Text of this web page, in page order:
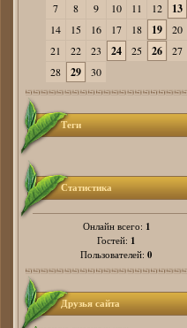
7
8 9 10 11 12 13
14 15 16 17 18 19
20
21
22 23 24 25 26
27
28
29 30
Теги
Статистика
Онлайн всего: 1
Гостей: 1
Пользователей: 0
Друзья сайта